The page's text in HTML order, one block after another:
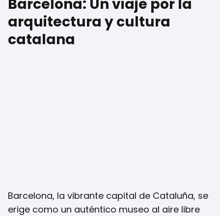
Barcelona: Un viaje por la
arquitectura y cultura
catalana
Barcelona, la vibrante capital de Cataluña, se
erige como un auténtico museo al aire libre